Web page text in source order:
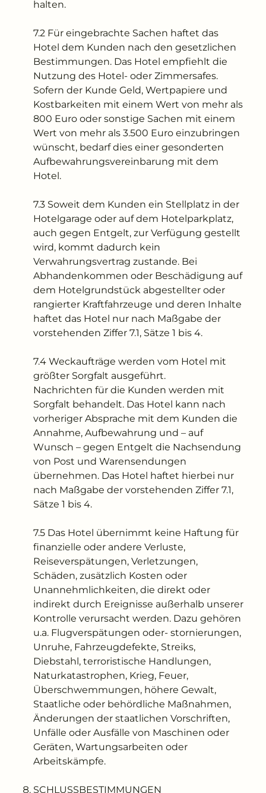
halten.
7.2 Für eingebrachte Sachen haftet das
Hotel dem Kunden nach den gesetzlichen
Bestimmungen. Das Hotel empfiehlt die
Nutzung des Hotel- oder Zimmersafes.
Sofern der Kunde Geld, Wertpapiere und
Kostbarkeiten mit einem Wert von mehr als
800 Euro oder sonstige Sachen mit einem
Wert von mehr als 3.500 Euro einzubringen
wünscht, bedarf dies einer gesonderten
Aufbewahrungsvereinbarung mit dem
Hotel.
7.3 Soweit dem Kunden ein Stellplatz in der
Hotelgarage oder auf dem Hotelparkplatz,
auch gegen Entgelt, zur Verfügung gestellt
wird, kommt dadurch kein
Verwahrungsvertrag zustande. Bei
Abhandenkommen oder Beschädigung auf
dem Hotelgrundstück abgestellter oder
rangierter Kraftfahrzeuge und deren Inhalte
haftet das Hotel nur nach Maßgabe der
vorstehenden Ziffer 7.1, Sätze 1 bis 4.
7.4 Weckaufträge werden vom Hotel mit
größter Sorgfalt ausgeführt.
Nachrichten für die Kunden werden mit
Sorgfalt behandelt. Das Hotel kann nach
vorheriger Absprache mit dem Kunden die
Annahme, Aufbewahrung und – auf
Wunsch – gegen Entgelt die Nachsendung
von Post und Warensendungen
übernehmen. Das Hotel haftet hierbei nur
nach Maßgabe der vorstehenden Ziffer 7.1,
Sätze 1 bis 4.
7.5 Das Hotel übernimmt keine Haftung für
finanzielle oder andere Verluste,
Reiseverspätungen, Verletzungen,
Schäden, zusätzlich Kosten oder
Unannehmlichkeiten, die direkt oder
indirekt durch Ereignisse außerhalb unserer
Kontrolle verursacht werden. Dazu gehören
u.a. Flugverspätungen oder- stornierungen,
Unruhe, Fahrzeugdefekte, Streiks,
Diebstahl, terroristische Handlungen,
Naturkatastrophen, Krieg, Feuer,
Überschwemmungen, höhere Gewalt,
Staatliche oder behördliche Maßnahmen,
Änderungen der staatlichen Vorschriften,
Unfälle oder Ausfälle von Maschinen oder
Geräten, Wartungsarbeiten oder
Arbeitskämpfe.
SCHLUSSBESTIMMUNGEN